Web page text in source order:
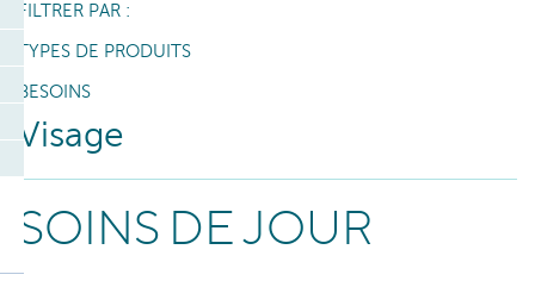
FILTRER PAR :
TYPES DE PRODUITS
BESOINS
Visage
SOINS DE JOUR